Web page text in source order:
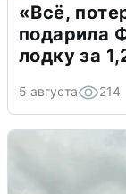
«Всё,
подарила
лодку за
5 августа 214